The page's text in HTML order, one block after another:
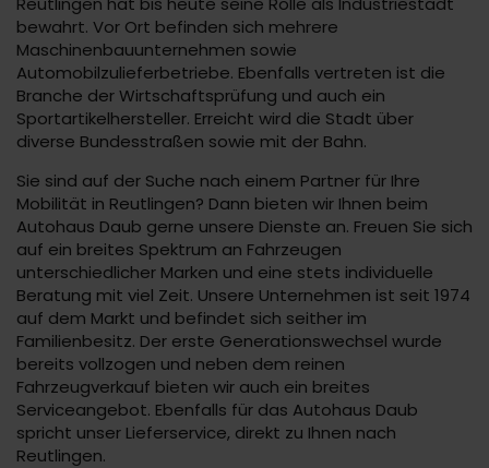
bewahrt. Vor Ort befinden sich mehrere
Maschinenbauunternehmen sowie
Automobilzulieferbetriebe. Ebenfalls vertreten ist die
Branche der Wirtschaftsprüfung und auch ein
Sportartikelhersteller. Erreicht wird die Stadt über
diverse Bundesstraßen sowie mit der Bahn.
Sie sind auf der Suche nach einem Partner für Ihre
Mobilität in Reutlingen? Dann bieten wir Ihnen beim
Autohaus Daub gerne unsere Dienste an. Freuen Sie sich
auf ein breites Spektrum an Fahrzeugen
unterschiedlicher Marken und eine stets individuelle
Beratung mit viel Zeit. Unsere Unternehmen ist seit 1974
auf dem Markt und befindet sich seither im
Familienbesitz. Der erste Generationswechsel wurde
bereits vollzogen und neben dem reinen
Fahrzeugverkauf bieten wir auch ein breites
Serviceangebot. Ebenfalls für das Autohaus Daub
spricht unser Lieferservice, direkt zu Ihnen nach
Reutlingen.